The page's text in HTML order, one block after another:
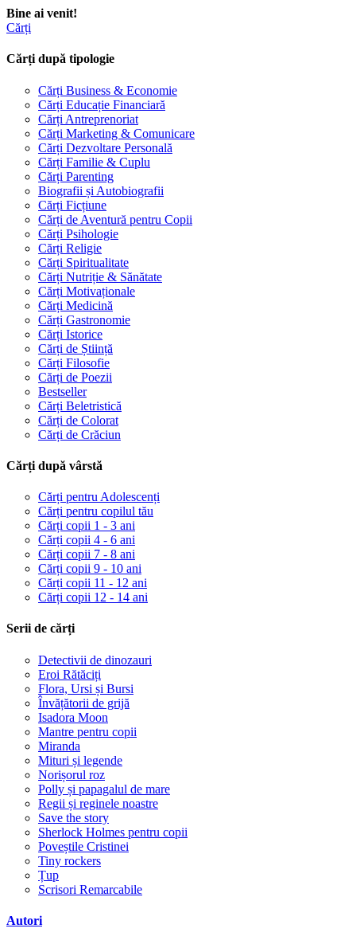
Bine ai venit!
Cărți
Cărți după tipologie
Cărți Business & Economie
Cărți Educație Financiară
Cărți Antreprenoriat
Cărți Marketing & Comunicare
Cărți Dezvoltare Personală
Cărți Familie & Cuplu
Cărți Parenting
Biografii și Autobiografii
Cărți Ficțiune
Cărți de Aventură pentru Copii
Cărți Psihologie
Cărți Religie
Cărți Spiritualitate
Cărți Nutriție & Sănătate
Cărți Motivaționale
Cărți Medicină
Cărți Gastronomie
Cărți Istorice
Cărți de Știință
Cărți Filosofie
Cărți de Poezii
Bestseller
Cărți Beletristică
Cărți de Colorat
Cărți de Crăciun
Cărți după vârstă
Cărți pentru Adolescenți
Cărți pentru copilul tău
Cărți copii 1 - 3 ani
Cărți copii 4 - 6 ani
Cărți copii 7 - 8 ani
Cărți copii 9 - 10 ani
Cărți copii 11 - 12 ani
Cărți copii 12 - 14 ani
Serii de cărți
Detectivii de dinozauri
Eroi Rătăciți
Flora, Ursi și Bursi
Învățătorii de grijă
Isadora Moon
Mantre pentru copii
Miranda
Mituri și legende
Norișorul roz
Polly și papagalul de mare
Regii și reginele noastre
Save the story
Sherlock Holmes pentru copii
Poveștile Cristinei
Tiny rockers
Țup
Scrisori Remarcabile
Autori